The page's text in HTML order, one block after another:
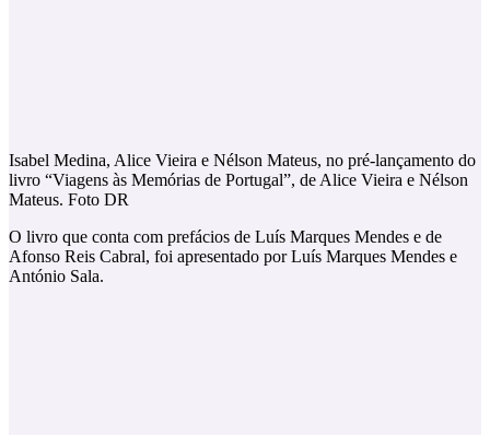
Isabel Medina, Alice Vieira e Nélson Mateus, no pré-lançamento do
livro “Viagens às Memórias de Portugal”, de Alice Vieira e Nélson
Mateus. Foto DR
O livro que conta com prefácios de Luís Marques Mendes e de
Afonso Reis Cabral, foi apresentado por Luís Marques Mendes e
António Sala.